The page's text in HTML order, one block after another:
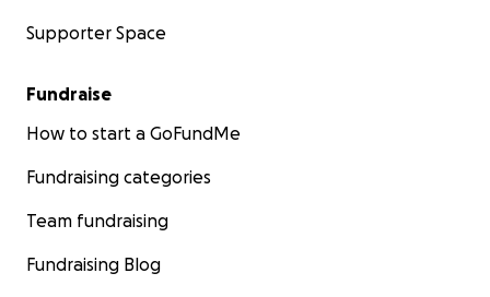
Supporter Space
Fundraise
How to start a GoFundMe
Fundraising categories
Team fundraising
Fundraising Blog